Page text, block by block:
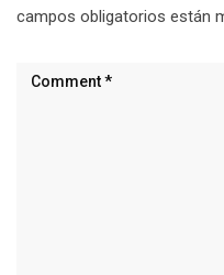
campos obligatorios están